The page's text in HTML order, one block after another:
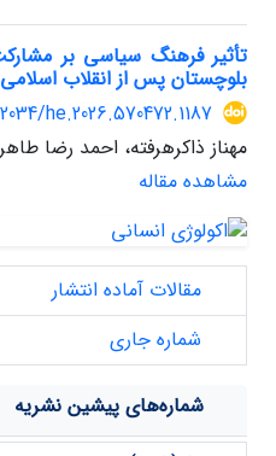
تأثیر فرهنگ سیاسی بر
بلوچستان پس از انقلاب اسلامی
he.2026.570472.1187
مهناز ذاکرهرفته، احمد رضا
مشاهده مقاله
مقالات آماده انتشار
شماره جاری
شماره‌های پیشین نشریه